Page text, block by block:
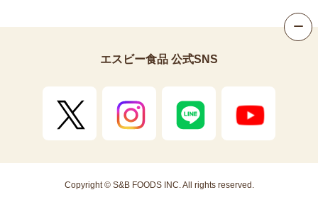
画
エスビー食品 公式SNS
Copyright © S&B FOODS INC. All rights reserved.